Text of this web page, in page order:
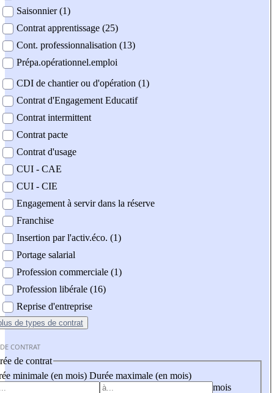
Saisonnier (1)
Contrat apprentissage (25)
Cont. professionnalisation (13)
Prépa.opérationnel.emploi
CDI de chantier ou d'opération (1)
Contrat d'Engagement Educatif
Contrat intermittent
Contrat pacte
Contrat d'usage
CUI - CAE
CUI - CIE
Engagement à servir dans la réserve
Franchise
Insertion par l'activ.éco. (1)
Portage salarial
Profession commerciale (1)
Profession libérale (16)
Reprise d'entreprise
de types de contrat
CONTRAT
de contrat
minimale (en mois) Durée maximale (en mois)
mois